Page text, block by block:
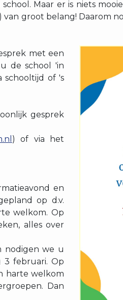
Maar er is niets
groot belang! Daarom
met een
de school 'in
schooltijd of 's
gesprek
) of via het
en
op d.v.
welkom. Op
alles over
nodigen we u
3 februari. Op
harte welkom
Dan